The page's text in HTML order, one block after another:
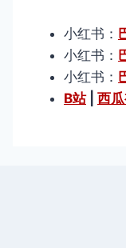
小红书：
小红书：
小红书：
B站| 西